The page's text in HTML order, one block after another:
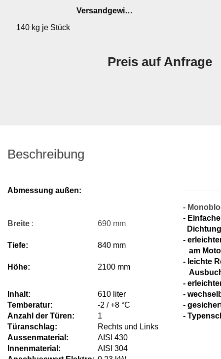
Versandgewicht:
140 kg je Stück
Preis auf Anfrage
Beschreibung
Abmessung außen:
-
Breite : 690 mm
-
Dichtung
Tiefe:
840 mm
-
am
Höhe:
2100 mm
- leichte
-
Inhalt:
610 liter
-
Temberatur:
-2 / +8 °C
-
Anzahl der Türen:
1
-
Türanschlag:
Rechts und Links
Aussenmaterial:
AISI 430
Innenmaterial:
AISI 304